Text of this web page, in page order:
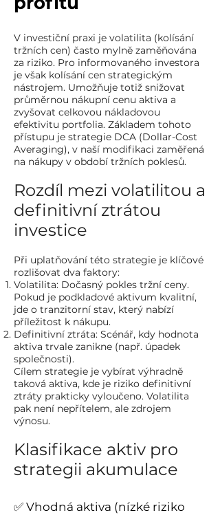
V investiční praxi je volatilita (kolísání
tržních cen) často mylně zaměňována
za riziko. Pro informovaného investora
je však kolísání cen strategickým
nástrojem. Umožňuje totiž snižovat
průměrnou nákupní cenu aktiva a
zvyšovat celkovou nákladovou
efektivitu portfolia. Základem tohoto
přístupu je strategie DCA (Dollar-Cost
Averaging), v naší modifikaci zaměřená
na nákupy v období tržních poklesů.
Rozdíl mezi volatilitou a
definitivní ztrátou
investice
Při uplatňování této strategie je klíčové
rozlišovat dva faktory:
Volatilita: Dočasný pokles tržní ceny.
Pokud je podkladové aktivum kvalitní,
jde o tranzitorní stav, který nabízí
příležitost k nákupu.
Definitivní ztráta: Scénář, kdy hodnota
aktiva trvale zanikne (např. úpadek
společnosti).
Cílem strategie je vybírat výhradně
taková aktiva, kde je riziko definitivní
ztráty prakticky vyloučeno. Volatilita
pak není nepřítelem, ale zdrojem
výnosu.
Klasifikace aktiv pro
strategii akumulace
✅ Vhodná aktiva (nízké riziko